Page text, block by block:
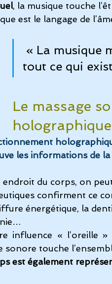
, la musique touche
est le langage de
« La musique
tout ce qui
Le massage
holographique
les informations de
endroit du corps, on
confirment ce
énergétique, la
influence « l’oreille
sonore touche
est également